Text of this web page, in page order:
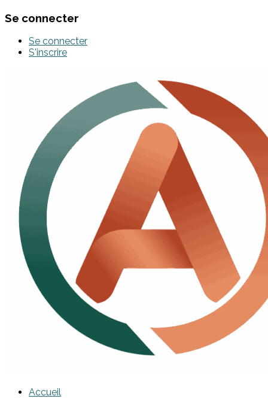
Se connecter
Se connecter
S'inscrire
Accueil